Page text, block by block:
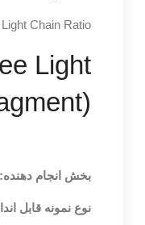
Chain Ratio,
Light
بخش انجام دهنده:
نوع نمونه قابل